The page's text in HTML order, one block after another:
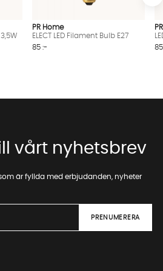
3,5W
PR Home
ELECT LED Filament Bulb E27
85 :-
vårt nyhetsbrev
är fyllda med erbjudanden, nyheter